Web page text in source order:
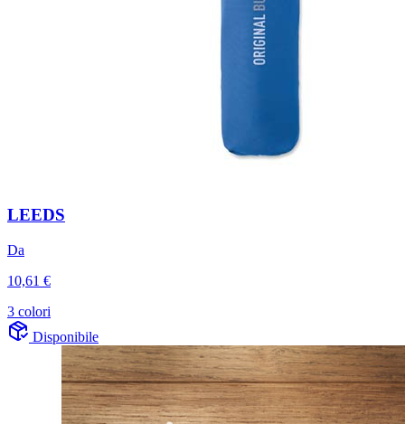
LEEDS
Da
10,61 €
3 colori
Disponibile